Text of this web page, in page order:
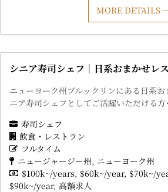
MORE DETAILS
シニア寿司シェフ｜日系おまかせレ
ニューヨーク州ブルックリンにある日系
ニア寿司シェフとしてご活躍いただける方
寿司シェフ
飲食・レストラン
フルタイム
ニュージャージー州 ニューヨーク州
$100k~/years $60k~/year $70k~/
$90k~/year 高額求人